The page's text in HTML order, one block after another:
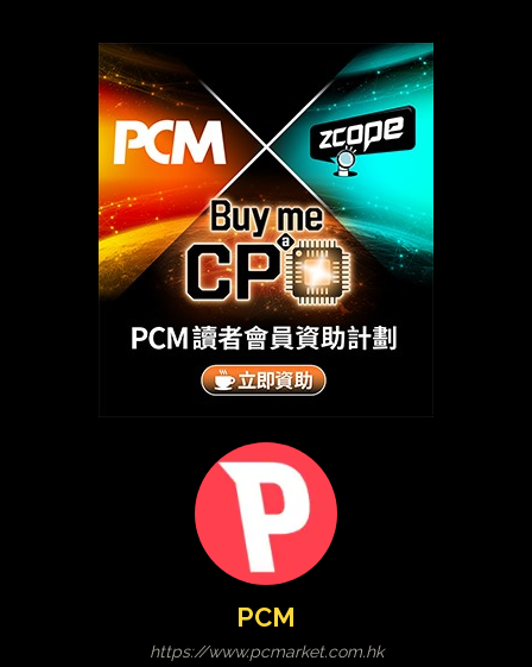
PCM
https://www.pcmarket.com.hk